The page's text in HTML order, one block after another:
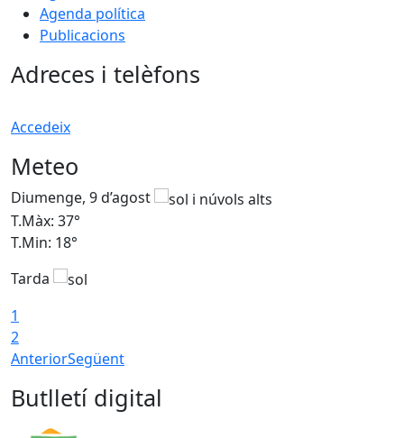
Agenda política
Publicacions
Adreces i telèfons
Accedeix
Meteo
Diumenge, 9 d’agost
T.Màx: 37°
T.Min: 18°
Tarda
1
2
AnteriorSegüent
Butlletí digital